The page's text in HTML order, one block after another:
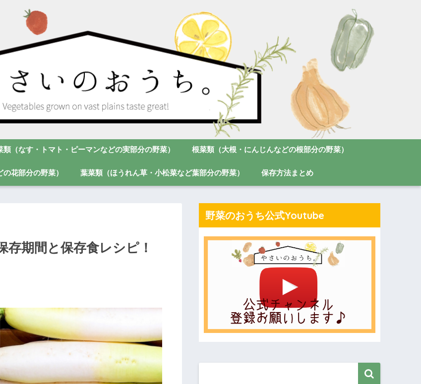
類（なす・トマト・ピーマンなどの実部分の野菜） 根菜類（大根・にんじんなどの根部分の野菜）
花部分の野菜） 葉菜類（ほうれん草・小松菜など葉部分の野菜） 保存方法まとめ
存期間と保存食レシピ！
野菜のおうち公式Youtube